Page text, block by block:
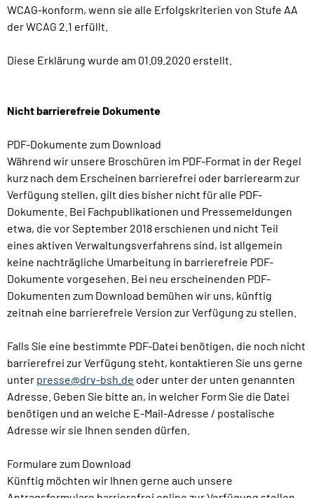
WCAG-konform, wenn sie alle Erfolgskriterien von Stufe AA
der WCAG 2.1 erfüllt.
Diese Erklärung wurde am 01.09.2020 erstellt.
Nicht barrierefreie Dokumente
PDF-Dokumente zum Download
Während wir unsere Broschüren im PDF-Format in der Regel
kurz nach dem Erscheinen barrierefrei oder barrierearm zur
Verfügung stellen, gilt dies bisher nicht für alle PDF-
Dokumente. Bei Fachpublikationen und Pressemeldungen
etwa, die vor September 2018 erschienen und nicht Teil
eines aktiven Verwaltungsverfahrens sind, ist allgemein
keine nachträgliche Umarbeitung in barrierefreie PDF-
Dokumente vorgesehen. Bei neu erscheinenden PDF-
Dokumenten zum Download bemühen wir uns, künftig
zeitnah eine barrierefreie Version zur Verfügung zu stellen.
Falls Sie eine bestimmte PDF-Datei benötigen, die noch nicht
barrierefrei zur Verfügung steht, kontaktieren Sie uns gerne
unter presse@drv-bsh.de oder unter der unten genannten
Adresse. Geben Sie bitte an, in welcher Form Sie die Datei
benötigen und an welche E-Mail-Adresse / postalische
Adresse wir sie Ihnen senden dürfen.
Formulare zum Download
Künftig möchten wir Ihnen gerne auch unsere